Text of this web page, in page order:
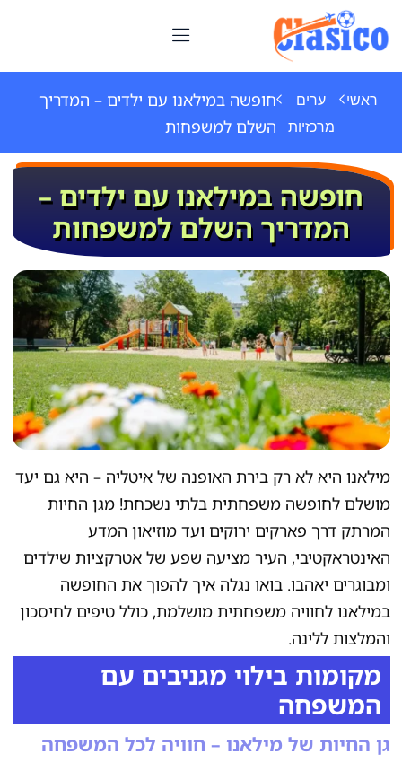
ראשי
ערים
מרכזיות
חופשה במילאנו עם ילדים – המדריך
השלם למשפחות
חופשה במילאנו עם ילדים –
המדריך השלם למשפחות
מילאנו היא לא רק בירת האופנה של איטליה – היא גם יעד
מושלם לחופשה משפחתית בלתי נשכחת! מגן החיות
המרתק דרך פארקים ירוקים ועד מוזיאון המדע
האינטראקטיבי, העיר מציעה שפע של אטרקציות שילדים
ומבוגרים יאהבו. בואו נגלה איך להפוך את החופשה
במילאנו לחוויה משפחתית מושלמת, כולל טיפים לחיסכון
והמלצות ללינה.
מקומות בילוי מגניבים עם
המשפחה
גן החיות של מילאנו – חוויה לכל המשפחה